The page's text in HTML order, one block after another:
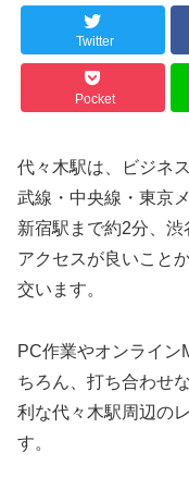
Twitter
Pocket
代々木駅は、ビジネ
武線・中央線・東京
新宿駅まで約2分、
アクセスが良いこと
交います。
PC作業やオンライン
ちろん、打ち合わせ
利な代々木駅周辺の
す。